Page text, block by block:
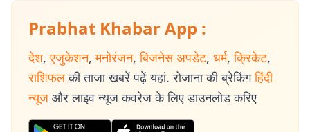
Prabhat Khabar App :
देश, एजुकेशन, मनोरंजन, बिजनेस अपडेट, धर्म, क्रिकेट,
राशिफल की ताजा खबरें पढ़ें यहां. रोजाना की ब्रेकिंग हिंदी
न्यूज और लाइव न्यूज कवरेज के लिए डाउनलोड करिए